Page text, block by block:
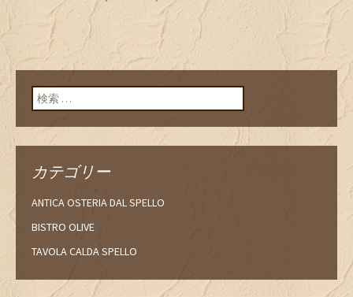
検索:
カテゴリー
ANTICA OSTERIA DAL SPELLO
BISTRO OLIVE
TAVOLA CALDA SPELLO